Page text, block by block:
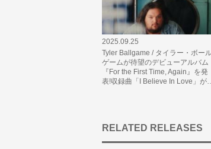
2025.09.25
Tyler Ballgame / タイラー・ボー
ゲームが待望のデビューアルバム
『For the First Time, Again』を発
表!収録曲「I Believe In Love」が…
RELATED RELEASES